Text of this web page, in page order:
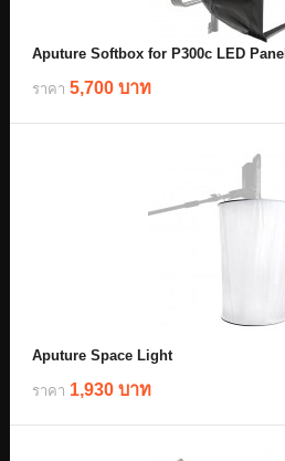
Aputure Softbox for P300c LED Panel
ราคา 5,700 บาท
Aputure Space Light
ราคา 1,930 บาท